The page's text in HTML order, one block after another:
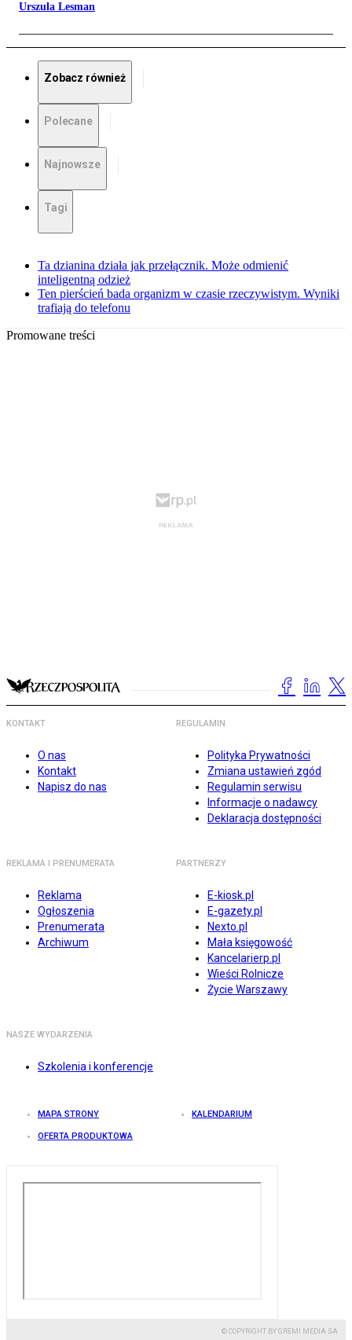
Urszula Lesman
Zobacz również
Polecane
Najnowsze
Tagi
Ta dzianina działa jak przełącznik. Może odmienić
inteligentną odzież
Ten pierścień bada organizm w czasie rzeczywistym. Wyniki
trafiają do telefonu
Promowane treści
KONTAKT
O nas
Kontakt
Napisz do nas
REGULAMIN
Polityka Prywatności
Zmiana ustawień zgód
Regulamin serwisu
Informacje o nadawcy
Deklaracja dostępności
REKLAMA I PRENUMERATA
Reklama
Ogłoszenia
Prenumerata
Archiwum
PARTNERZY
E-kiosk.pl
E-gazety.pl
Nexto.pl
Mała księgowość
Kancelarierp.pl
Wieści Rolnicze
Życie Warszawy
NASZE WYDARZENIA
Szkolenia i konferencje
MAPA STRONY KALENDARIUM
OFERTA PRODUKTOWA
© COPYRIGHT BY GREMI MEDIA SA